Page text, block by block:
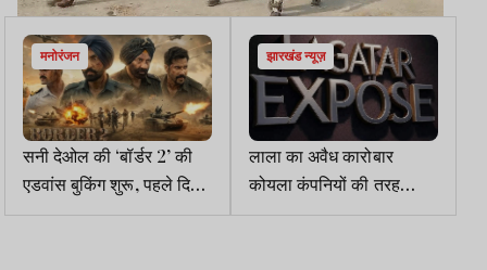
मनोरंजन
सनी देओल की ‘बॉर्डर 2’ की
एडवांस बुकिंग शुरू, पहले दिन
ही 2.5 करोड़ का कलेक्शन
झारखंड न्यूज़
लाला का अवैध कारोबार
कोयला कंपनियों की तरह
चलता था